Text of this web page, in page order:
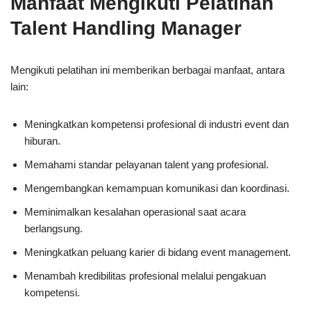
Talent Handling Manager
Mengikuti pelatihan ini memberikan berbagai manfaat, antara
lain:
Meningkatkan kompetensi profesional di industri event dan
hiburan.
Memahami standar pelayanan talent yang profesional.
Mengembangkan kemampuan komunikasi dan koordinasi.
Meminimalkan kesalahan operasional saat acara
berlangsung.
Meningkatkan peluang karier di bidang event management.
Menambah kredibilitas profesional melalui pengakuan
kompetensi.